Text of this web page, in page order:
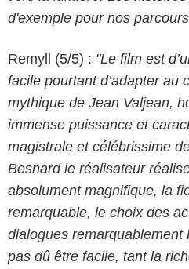
d'exemple pour nos
Remyll (5/5) : "Le film est
facile pourtant d’adapter au
mythique de Jean Valjean,
immense puissance et
magistrale et célébrissime
Besnard le réalisateur
absolument magnifique, la
remarquable, le choix des
dialogues remarquablement
pas dû être facile, tant la